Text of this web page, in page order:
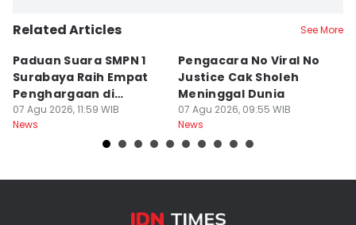
Related Articles See More
Paduan Suara SMPN 1
Surabaya Raih Empat
Penghargaan di
Thailand
07 Agu 2026, 11:59 WIB
News
Pengacara No Viral No
Justice Cak Sholeh
Meninggal Dunia
07 Agu 2026, 09:55 WIB
News